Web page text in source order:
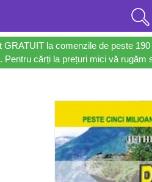
la comenzile de peste
cărți la prețuri mici vă rugăm